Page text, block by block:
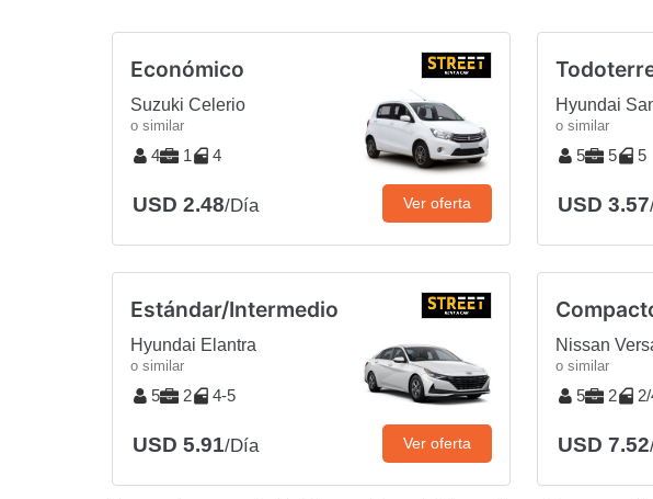
Económico
Suzuki Celerio
o similar
4 1 4
USD 2.48/Día Ver oferta
Hyundai
o similar
5 5 5
USD 3.57
Estándar/Intermedio
Hyundai Elantra
o similar
5 2 4-5
USD 5.91/Día Ver oferta
Nissan
o similar
5 2
USD 7.52